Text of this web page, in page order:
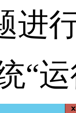
进
“